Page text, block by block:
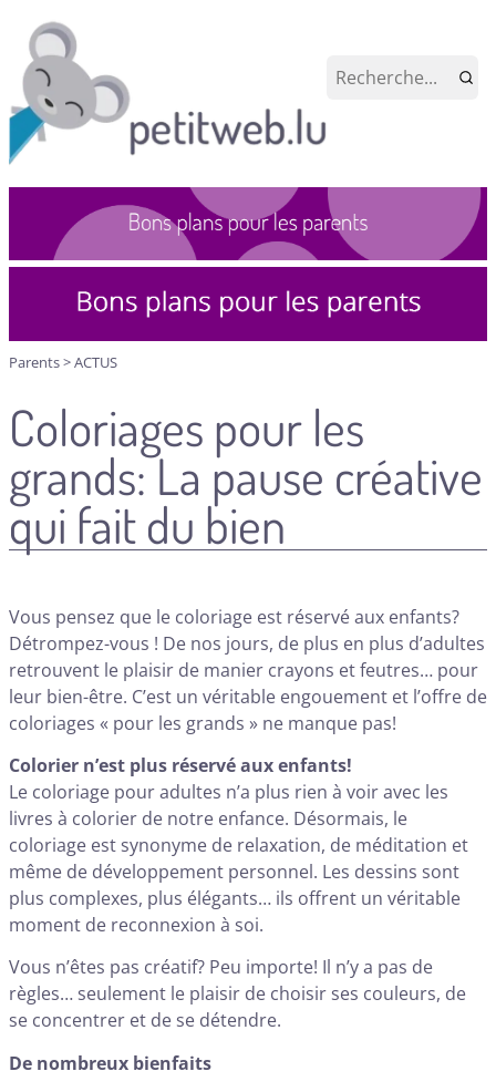
Parents>ACTUS
Coloriages pour les
grands: La pause créative
qui fait du bien
Vous pensez que le coloriage est réservé aux enfants?
Détrompez-vous ! De nos jours, de plus en plus d’adultes
retrouvent le plaisir de manier crayons et feutres… pour
leur bien-être. C’est un véritable engouement et l’offre de
coloriages « pour les grands » ne manque pas!
Colorier n’est plus réservé aux enfants!
Le coloriage pour adultes n’a plus rien à voir avec les
livres à colorier de notre enfance. Désormais, le
coloriage est synonyme de relaxation, de méditation et
même de développement personnel. Les dessins sont
plus complexes, plus élégants… ils offrent un véritable
moment de reconnexion à soi.
Vous n’êtes pas créatif? Peu importe! Il n’y a pas de
règles… seulement le plaisir de choisir ses couleurs, de
se concentrer et de se détendre.
De nombreux bienfaits